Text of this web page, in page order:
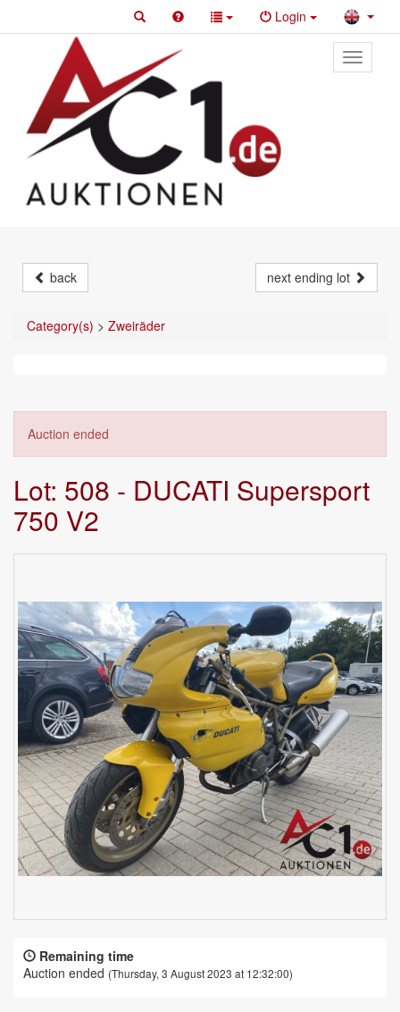
Login
Toggle
primary
back next ending lot
Category(s) > Zweiräder
Auction ended
Lot: 508 - DUCATI Supersport
750 V2
Remaining time
Auction ended (Thursday, 3 August 2023 at 12:32:00)